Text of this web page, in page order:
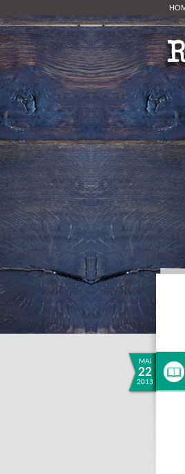
MAI
22
2013